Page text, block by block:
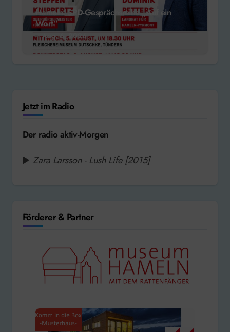
Hameln: SPD-Gesprächsreihe „Auf ein
Wort“
Aug. 6, 2026
Jetzt im Radio
Der radio aktiv-Morgen
Zara Larsson - Lush Life [2015]
Förderer & Partner